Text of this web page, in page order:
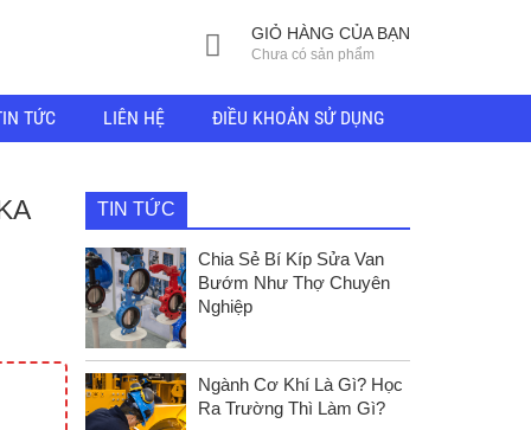
GIỎ HÀNG CỦA BẠN
Chưa có sản phẩm
TỨC LIÊN HỆ ĐIỀU KHOẢN SỬ DỤNG
TIN TỨC
Chia Sẻ Bí Kíp Sửa Van
Bướm Như Thợ Chuyên
Nghiệp
Ngành Cơ Khí Là Gì? Học
Ra Trường Thì Làm Gì?